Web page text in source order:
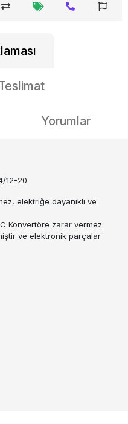
Yorumlar
12-20
elektriğe dayanıklı ve
Konvertöre zarar vermez.
ve elektronik parçalar